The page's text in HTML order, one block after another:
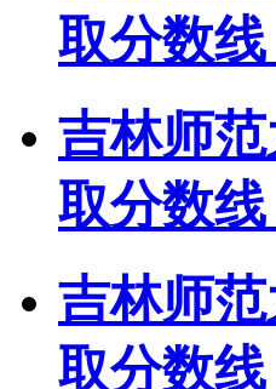
取分数
吉林师
取分数
吉林师
取分数